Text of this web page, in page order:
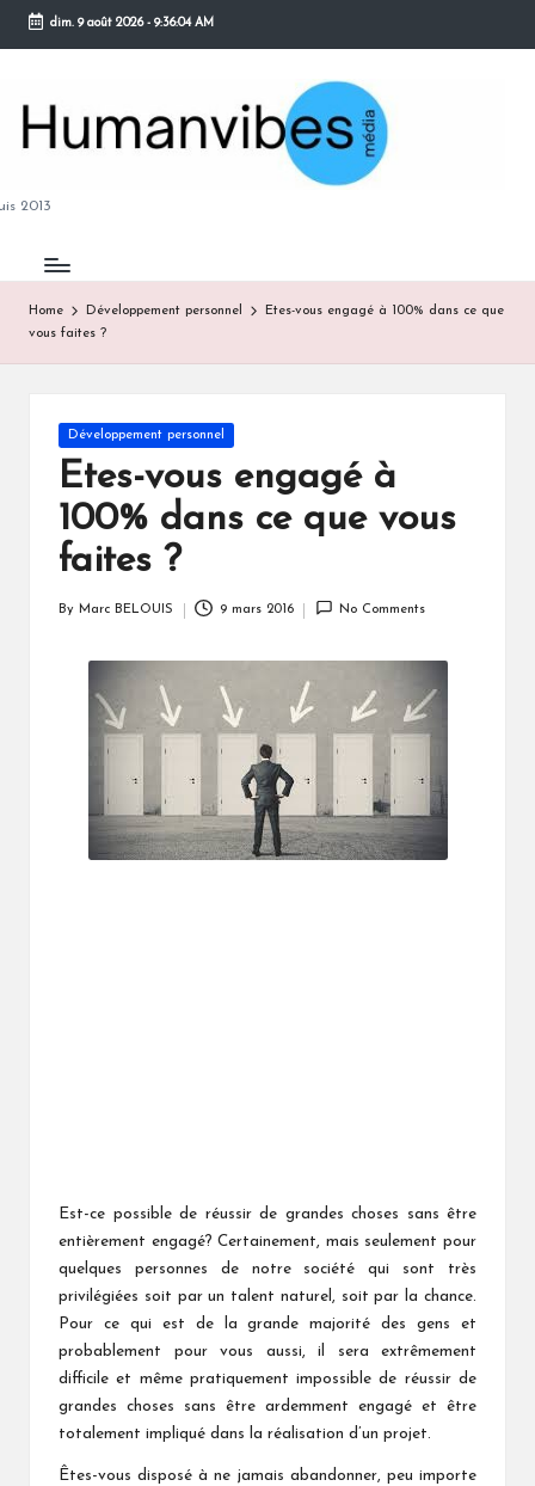
Skip
content
dim. 9 août 2026- 9:36:05 AM
2013
Home Développement personnel
Etes-vous engagé à 100% dans ce que
vous faites ?
Posted
in
Développement personnel
Etes-vous engagé à
100% dans ce que vous
faites ?
By Marc BELOUIS 9 mars 2016 No Comments
Est-ce possible de réussir de grandes choses sans être
entièrement engagé? Certainement, mais seulement pour
quelques personnes de notre société qui sont très
privilégiées soit par un talent naturel, soit par la chance.
Pour ce qui est de la grande majorité des gens et
probablement pour vous aussi, il sera extrêmement
difficile et même pratiquement impossible de réussir de
grandes choses sans être ardemment engagé et être
totalement impliqué dans la réalisation d’un projet.
Êtes-vous disposé à ne jamais abandonner, peu importe